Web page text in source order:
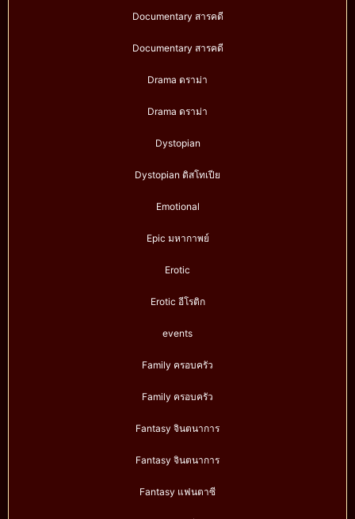
Documentary สารคดี
Documentary สารคดี
Drama ดราม่า
Drama ดราม่า
Dystopian
Dystopian ดิสโทเปีย
Emotional
Epic มหากาพย์
Erotic
Erotic อีโรติก
events
Family ครอบครัว
Family ครอบครัว
Fantasy จินตนาการ
Fantasy จินตนาการ
Fantasy แฟนตาซี